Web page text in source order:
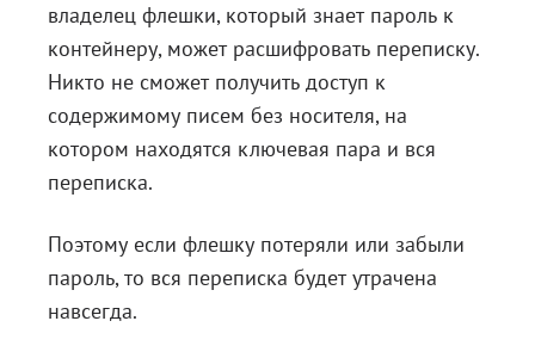
владелец флешки, который знает пароль к
контейнеру, может расшифровать переписку.
Никто не сможет получить доступ к
содержимому писем без носителя, на
котором находятся ключевая пара и вся
переписка.
Поэтому если флешку потеряли или забыли
пароль, то вся переписка будет утрачена
навсегда.